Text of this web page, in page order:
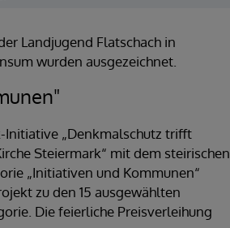
Landjugend Flatschach in
wurden ausgezeichnet.
Initiative „Denkmalschutz trifft
Steiermark“ mit dem steirischen
„Initiativen und Kommunen“
zu den 15 ausgewählten
Die feierliche Preisverleihung